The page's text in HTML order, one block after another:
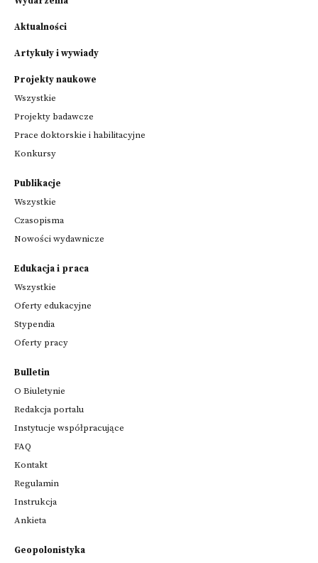
Aktualności
Artykuły i wywiady
Projekty naukowe
Wszystkie
Projekty badawcze
Prace doktorskie i habilitacyjne
Konkursy
Publikacje
Wszystkie
Czasopisma
Nowości wydawnicze
Edukacja i praca
Wszystkie
Oferty edukacyjne
Stypendia
Oferty pracy
Bulletin
O Biuletynie
Redakcja portalu
Instytucje współpracujące
FAQ
Kontakt
Regulamin
Instrukcja
Ankieta
Geopolonistyka